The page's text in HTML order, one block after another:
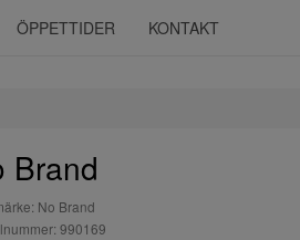
ÖPPETTIDER KONTAKT
Brand
No Brand
990169